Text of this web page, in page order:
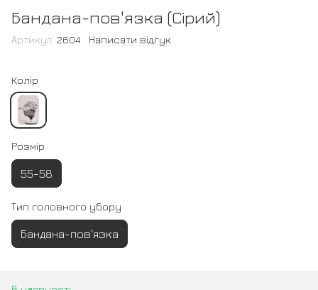
Бандана-пов'язка (Сірий)
Артикул: 2604 Написати відгук
Колір
Розмір
55-58
Тип головного убору
Бандана-пов'язка